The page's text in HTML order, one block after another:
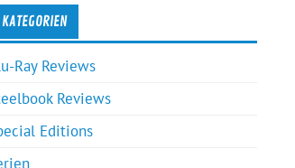
Ray Reviews
Reviews
Editions